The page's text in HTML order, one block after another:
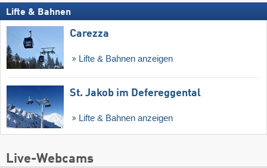
Lifte & Bahnen
Carezza
Lifte & Bahnen anzeigen
St. Jakob im Defereggental
Lifte & Bahnen anzeigen
Live-Webcams